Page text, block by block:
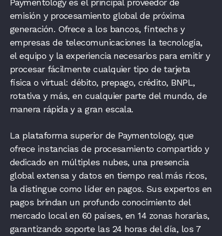
emisión y procesamiento global de próxima
generación. Ofrece a los bancos, fintechs y
empresas de telecomunicaciones la tecnología,
el equipo y la experiencia necesarios para emitir y
procesar fácilmente cualquier tipo de tarjeta
física o virtual: débito, prepago, crédito, BNPL,
rotativa y más, en cualquier parte del mundo, de
manera rápida y a gran escala.
La plataforma superior de Paymentology, que
ofrece instancias de procesamiento compartido y
dedicado en múltiples nubes, una presencia
global extensa y datos en tiempo real más ricos,
la distingue como líder en pagos. Sus expertos en
pagos brindan un profundo conocimiento del
mercado local en 60 países, en 14 zonas horarias,
garantizando soporte las 24 horas del día, los 7